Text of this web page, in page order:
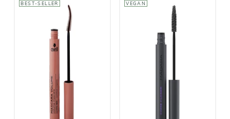
BEST-SELLER
AVRIL
Mascara
Volume
8,00€
VEGAN
MÁDARA
Mascara
Infinite Lash -
Come Closer